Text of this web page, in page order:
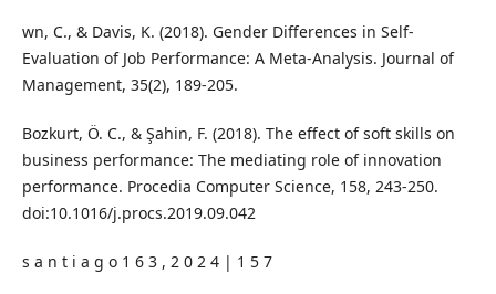
wn, C., & Davis, K. (2018). Gender Differences in Self-
Evaluation of Job Performance: A Meta-Analysis. Journal of
Management, 35(2), 189-205.
Bozkurt, Ö. C., & Şahin, F. (2018). The effect of soft skills on
business performance: The mediating role of innovation
performance. Procedia Computer Science, 158, 243-250.
doi:10.1016/j.procs.2019.09.042
s a n t i a g o 1 6 3 , 2 0 2 4 | 1 5 7